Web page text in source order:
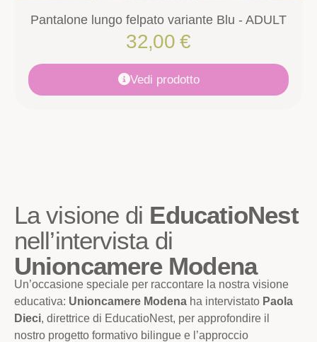
Pantalone lungo felpato variante Blu - ADULT
32,00€
Vedi prodotto
La visione di EducatioNest
nell’intervista di
Unioncamere Modena
Un’occasione speciale per raccontare la nostra visione
educativa: Unioncamere Modena ha intervistato Paola
Dieci, direttrice di EducatioNest, per approfondire il
nostro progetto formativo bilingue e l’approccio